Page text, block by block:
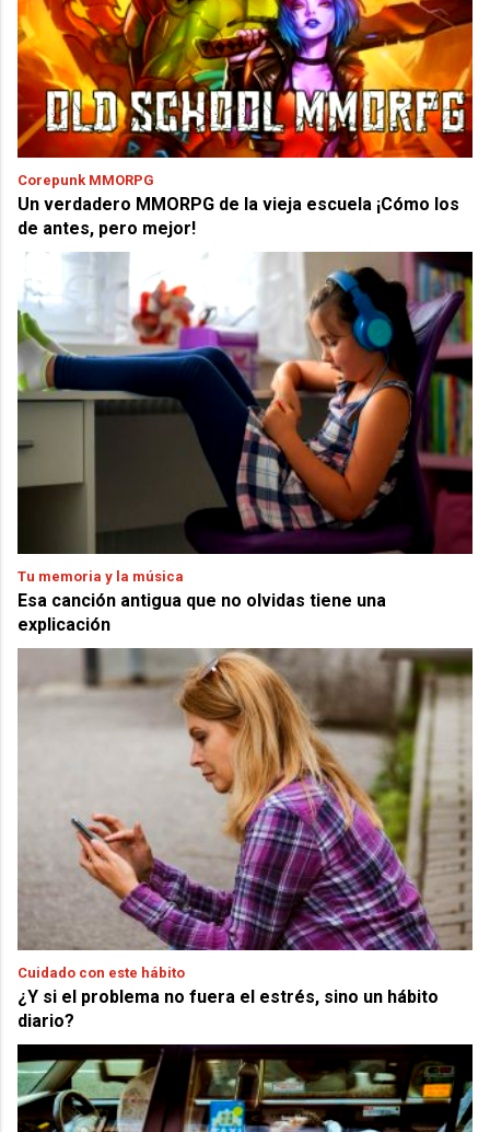
Corepunk MMORPG
Un verdadero MMORPG de la vieja escuela ¡Cómo los
de antes, pero mejor!
Tu memoria y la música
Esa canción antigua que no olvidas tiene una
explicación
Cuidado con este hábito
¿Y si el problema no fuera el estrés, sino un hábito
diario?